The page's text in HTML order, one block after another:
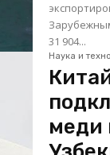
31 904...
Наука и
меди